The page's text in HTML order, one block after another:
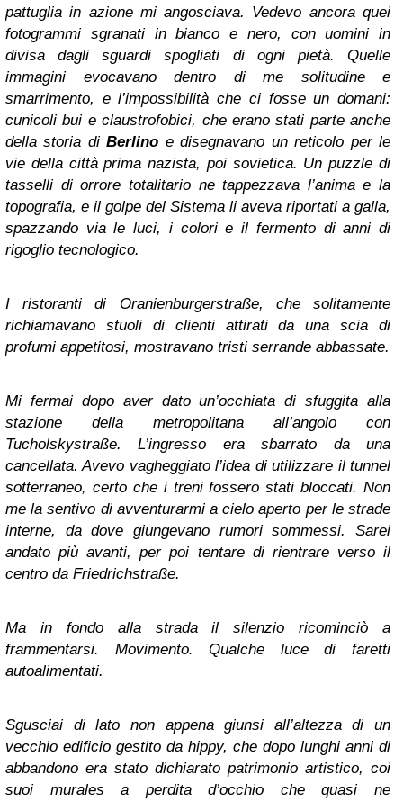
pattuglia in azione mi angosciava. Vedevo ancora quei
fotogrammi sgranati in bianco e nero, con uomini in
divisa dagli sguardi spogliati di ogni pietà. Quelle
immagini evocavano dentro di me solitudine e
smarrimento, e l’impossibilità che ci fosse un domani:
cunicoli bui e claustrofobici, che erano stati parte anche
della storia diBerlino e disegnavano un reticolo per le
vie della città prima nazista, poi sovietica. Un puzzle di
tasselli di orrore totalitario ne tappezzava l’anima e la
topografia, e il golpe del Sistema li aveva riportati a galla,
spazzando via le luci, i colori e il fermento di anni di
rigoglio tecnologico.
I ristoranti di Oranienburgerstraße, che solitamente
richiamavano stuoli di clienti attirati da una scia di
profumi appetitosi, mostravano tristi serrande abbassate.
Mi fermai dopo aver dato un’occhiata di sfuggita alla
stazione della metropolitana all’angolo con
Tucholskystraße. L’ingresso era sbarrato da una
cancellata. Avevo vagheggiato l’idea di utilizzare il tunnel
sotterraneo, certo che i treni fossero stati bloccati. Non
me la sentivo di avventurarmi a cielo aperto per le strade
interne, da dove giungevano rumori sommessi. Sarei
andato più avanti, per poi tentare di rientrare verso il
centro da Friedrichstraße.
Ma in fondo alla strada il silenzio ricominciò a
frammentarsi. Movimento. Qualche luce di faretti
autoalimentati.
Sgusciai di lato non appena giunsi all’altezza di un
vecchio edificio gestito da hippy, che dopo lunghi anni di
abbandono era stato dichiarato patrimonio artistico, coi
suoi murales a perdita d’occhio che quasi ne